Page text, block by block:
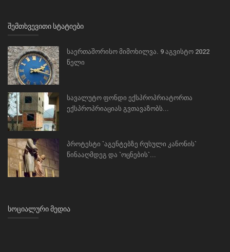
ᲨᲔᲛᲗᲮᲕᲔᲕᲘᲗᲘ ᲡᲢᲐᲢᲘᲔᲑᲘ
საერთაშორისო მიმოხილვა. 9 აგვისტო 2022
წელი
სავალუტო ფონდი ექსპროპრიატორთა
ექსპროპრიაციას გვთავაზობს...
პროტესტი `აგენტებზე რუსული კანონის`
წინააღმდეგ და `ოცნების`...
ᲡᲝᲪᲘᲐᲚᲣᲠᲘ ᲛᲔᲓᲘᲐ